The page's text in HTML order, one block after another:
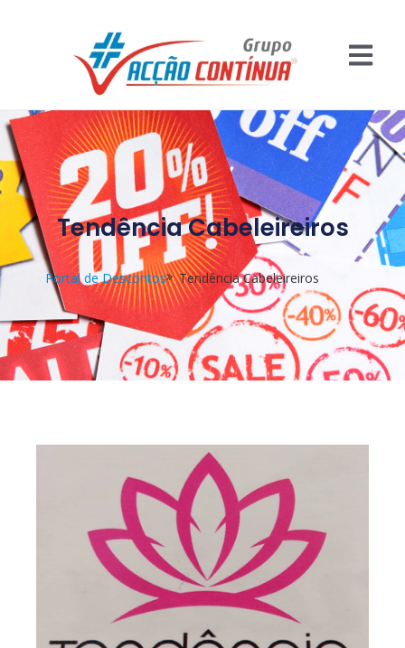
Tendência Cabeleireiros
Portal de Descontos Tendência Cabeleireiros